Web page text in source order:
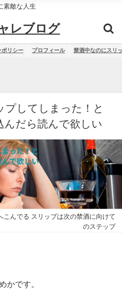
素敵な人生
レブログ
ポリシー プロフィール 禁酒中なのにスリ
プしてしまった！と
んだら読んで欲しい
んでる スリップは次の禁酒に向けて
のステップ
です。